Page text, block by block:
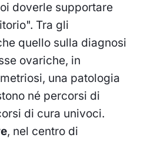
doverle supportare
Tra gli
quello sulla diagnosi
ovariche, in
una patologia
né percorsi di
di cura univoci.
, nel centro di